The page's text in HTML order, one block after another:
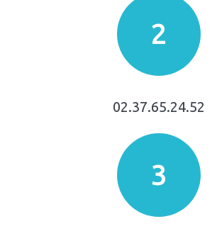
2
02.37.65.24.52
3